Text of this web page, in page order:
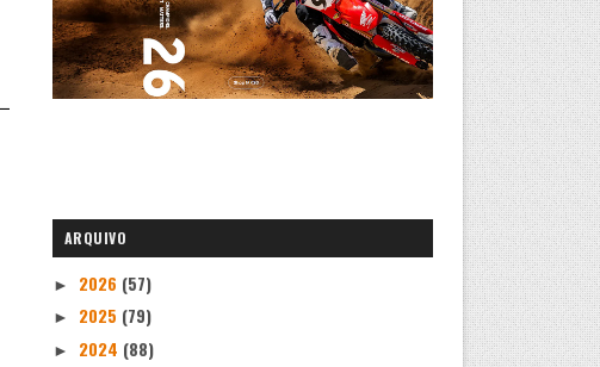
ARQUIVO
► 2026 (57)
► 2025 (79)
► 2024 (88)